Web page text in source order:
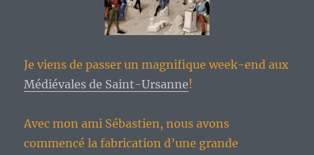
Je viens de passer un magnifique week-end aux
Médiévales de Saint-Ursanne!
Avec mon ami Sébastien, nous avons
commencé la fabrication d’une grande